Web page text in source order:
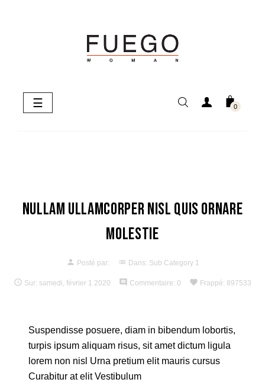
Basculer
la
☰ 0
Nullam ullamcorper nisl quis ornare
molestie
person Posté par: list Dans: Sub Category 1
 Sur: samedi, février 1 2020 comment Commentaire: 0 favorite Frappé: 897533
Suspendisse posuere, diam in bibendum lobortis,
turpis ipsum aliquam risus, sit amet dictum ligula
lorem non nisl Urna pretium elit mauris cursus
Curabitur at elit Vestibulum